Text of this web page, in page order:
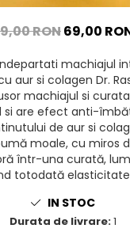
RON69,00
machiajul
aur si colagen Dr.
machiajul si
si are efect anti-
de aur si
moale, cu miros
într-una curată,
totodată
IN STOC
Durata de livrare:1